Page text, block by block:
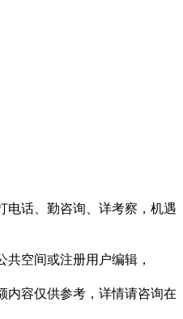
电话、勤咨询、详考察，机遇
空间或注册用户编辑，
内容仅供参考，详情请咨询在